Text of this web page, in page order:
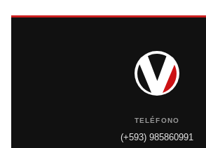
TELÉFONO
(+593) 985860991